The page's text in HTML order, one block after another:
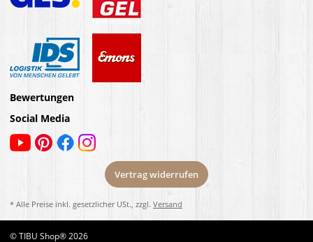
Bewertungen
Social Media
Vertrag widerrufen
* Alle Preise inkl. gesetzlicher USt., zzgl. Versand
© TIBU Shop® 2026